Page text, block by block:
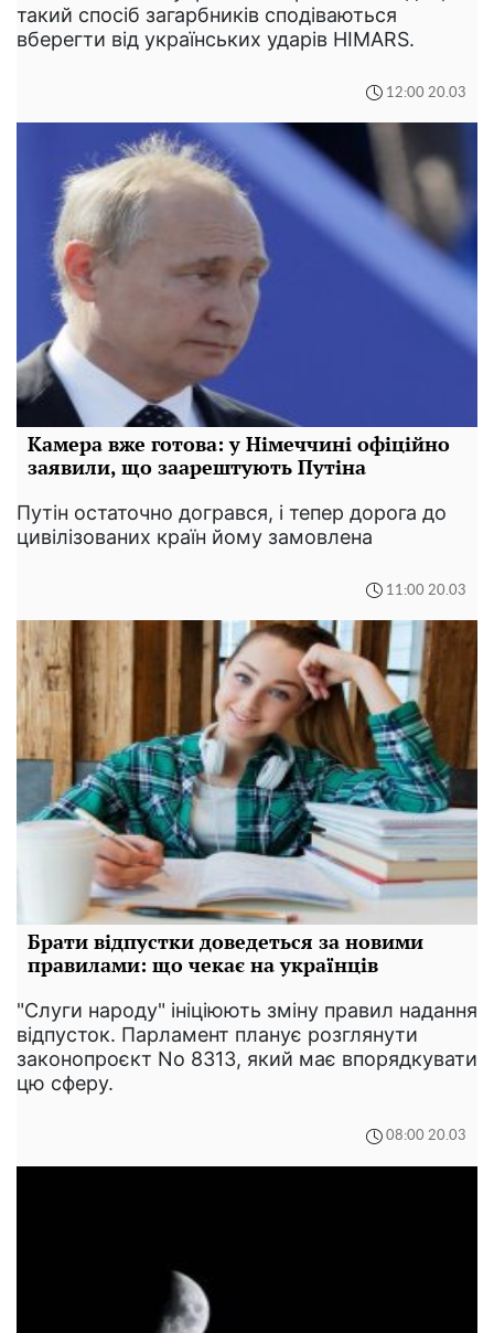
такий спосіб загарбників сподіваються
вберегти від українських ударів HIMARS.
12:00 20.03
Камера вже готова: у Німеччині офіційно
заявили, що заарештують Путіна
Путін остаточно догрався, і тепер дорога до
цивілізованих країн йому замовлена
11:00 20.03
Брати відпустки доведеться за новими
правилами: що чекає на українців
"Слуги народу" ініціюють зміну правил надання
відпусток. Парламент планує розглянути
законопроєкт No 8313, який має впорядкувати
цю сферу.
08:00 20.03